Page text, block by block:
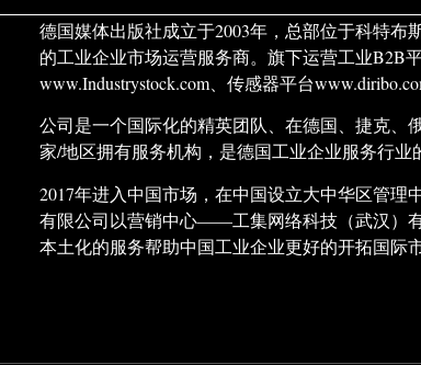
德国媒体出版社成立于2003年，总部位于科特布
的工业企业市场运营服务商。旗下运营工业
www.Industrystock.com、传感器平台
公司是一个国际化的精英团队、在德国、捷克、
家/地区拥有服务机构，是德国工业企业服务行业
2017年进入中国市场，在中国设立大中华区管
有限公司以营销中心——工集网络科技（武汉）
本土化的服务帮助中国工业企业更好的开拓国际市